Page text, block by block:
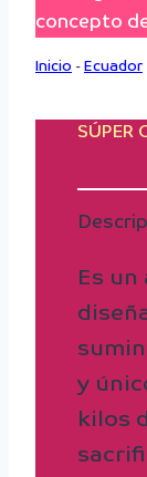
concepto
Inicio - Ecuador
SÚPER
Es
y
kilos